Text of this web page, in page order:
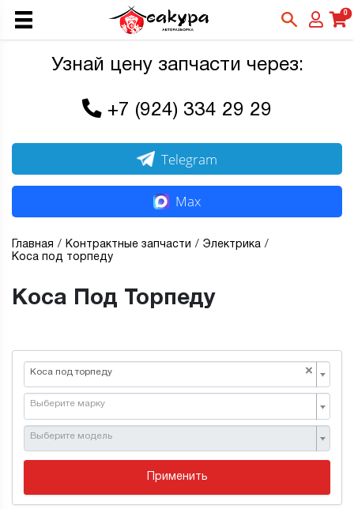
0
Узнай цену запчасти через:
+7 (924) 334 29 29
Telegram
Max
Главная Контрактные запчасти
Электрика
Коса под торпеду
Коса Под Торпеду
×
Коса под торпеду
Выберите марку
Выберите модель
Применить